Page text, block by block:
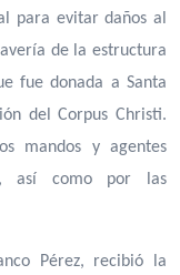
para evitar daños al
de la estructura
fue donada a Santa
del Corpus Christi.
mandos y agentes
así como por las
Pérez, recibió la